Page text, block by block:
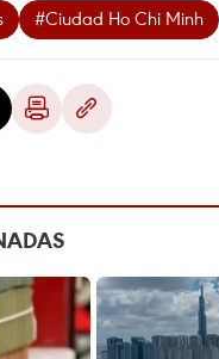
#Ciudad Ho Chi Minh